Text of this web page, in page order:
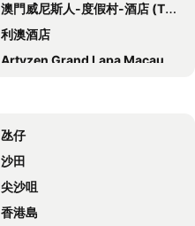
澳門威尼斯人-度假村-酒店 (The Venetian Macao Resort Hotel)
利澳酒店
Artyzen Grand Lapa Macau
金龍酒店
澳門金沙城中心康萊德酒店
澳門新麗華酒店
麗景灣藝術酒店
氹仔
沙田
尖沙咀
香港島